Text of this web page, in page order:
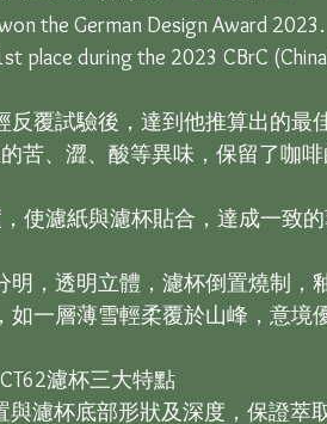
the German Design Award 2023.
place during the 2023 CBrC
覆試驗後，達到他推算出的最
苦、澀、酸等異味，保留了咖啡
使濾紙與濾杯貼合，達成一致的
，透明立體，濾杯倒置燒制，
一層薄雪輕柔覆於山峰，意境
CT62濾杯三大特點
與濾杯底部形狀及深度，保證萃